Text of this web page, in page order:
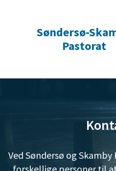
Søndersø-
Pastorat
Ved Søndersø og